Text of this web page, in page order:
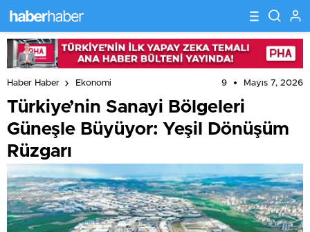
Haber Haber Ekonomi 9 Mayıs 7, 2026
Türkiye’nin Sanayi Bölgeleri
Güneşle Büyüyor: Yeşil Dönüşüm
Rüzgarı